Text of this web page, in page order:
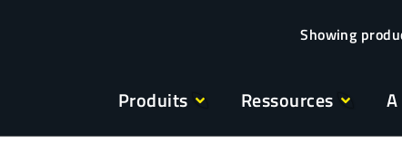
Produits Ressources